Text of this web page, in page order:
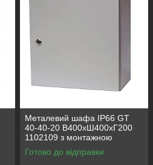
Металевий шафа IP66 GT
40-40-20 В400хШ400хГ200
1102109 з монтажною
панеллю (розподільчий, 1
замок)
Готово до відправки